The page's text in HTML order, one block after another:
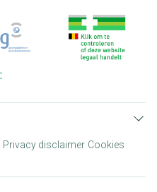
Privacy disclaimer Cookies